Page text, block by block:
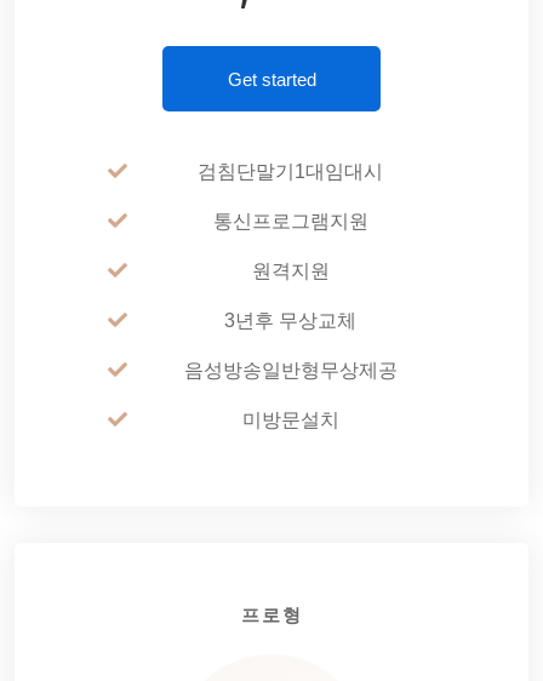
Get started
검침단말기1대임대시
통신프로그램지원
원격지원
3년후 무상교체
음성방송일반형무상제공
미방문설치
프로형